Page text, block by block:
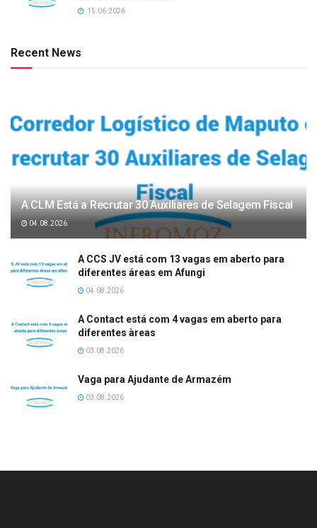
15.06.2026
Recent News
A CLM Está a Recrutar 30 Auxiliares de Selagem Fiscal
04.08.2026
A CCS JV está com 13 vagas em aberto para
diferentes áreas em Afungi
04.08.2026
A Contact está com 4 vagas em aberto para
diferentes àreas
03.08.2026
Vaga para Ajudante de Armazém
03.08.2026